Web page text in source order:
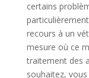
certains
recours à un
mesure où ce
traitement des
souhaitez,